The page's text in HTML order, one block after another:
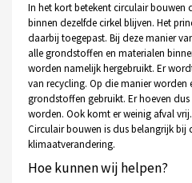
In het kort betekent circulair bouwen
binnen dezelfde cirkel blijven. Het
daarbij toegepast. Bij deze manier
alle grondstoffen en materialen
worden namelijk hergebruikt. Er
van recycling. Op die manier worden
grondstoffen gebruikt. Er hoeven
worden. Ook komt er weinig afval
Circulair bouwen is dus belangrijk bij
klimaatverandering.
Hoe kunnen wij helpen?